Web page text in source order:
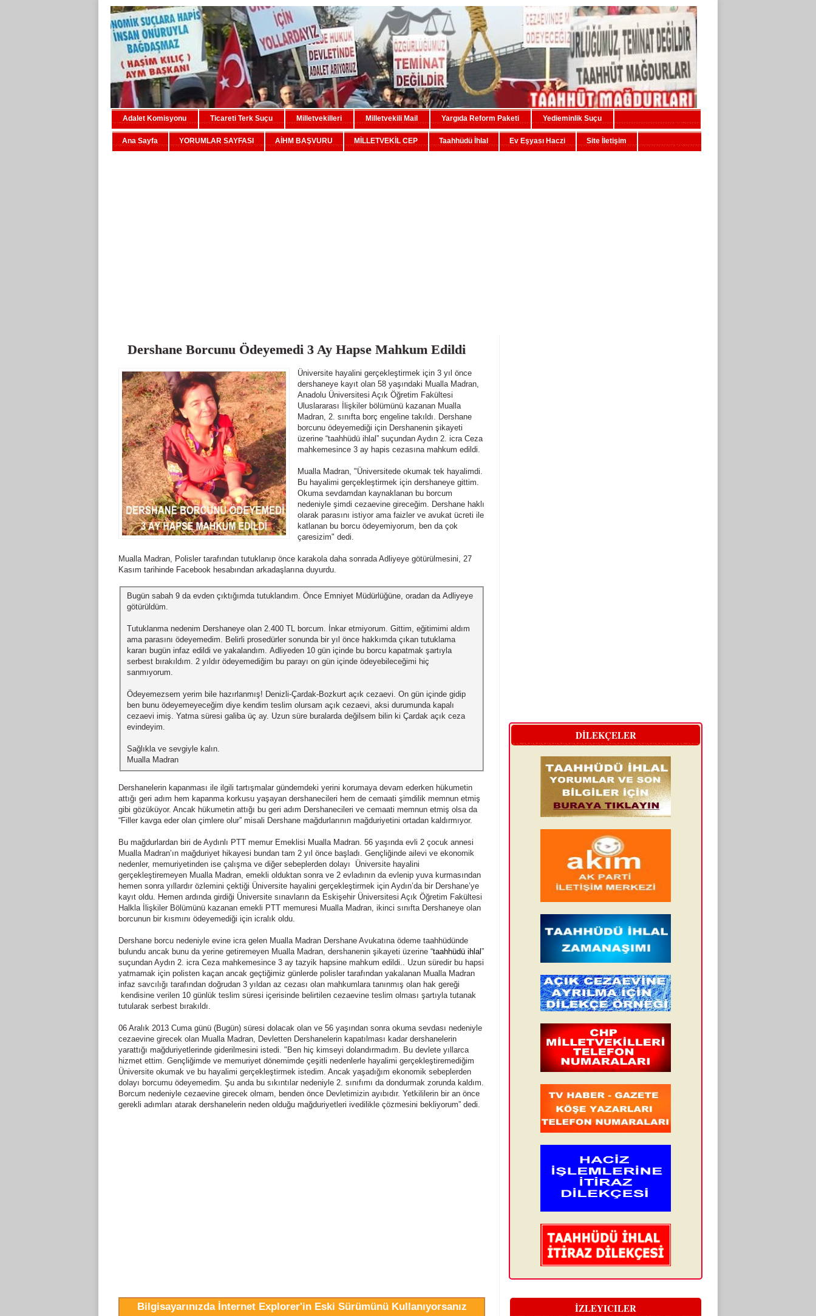
Adalet Komisyonu Ticareti Terk Suçu Milletvekilleri Milletvekili Mail Yargıda Reform Paketi Yedieminlik Suçu
Ana Sayfa YORUMLAR SAYFASI AİHM BAŞVURU MİLLETVEKİL CEP Taahhüdü İhlal Ev Eşyası Haczi Site İletişim
Dershane Borcunu Ödeyemedi 3 Ay Hapse Mahkum Edildi
Üniversite hayalini gerçekleştirmek için 3 yıl önce
dershaneye kayıt olan 58 yaşındaki Mualla Madran,
Anadolu Üniversitesi Açık Öğretim Fakültesi
Uluslararası İlişkiler bölümünü kazanan Mualla
Madran, 2. sınıfta borç engeline takıldı. Dershane
borcunu ödeyemediği için Dershanenin şikayeti
üzerine “taahhüdü ihlal” suçundan Aydın 2. icra Ceza
mahkemesince 3 ay hapis cezasına mahkum edildi.
Mualla Madran, "Üniversitede okumak tek hayalimdi.
Bu hayalimi gerçekleştirmek için dershaneye gittim.
Okuma sevdamdan kaynaklanan bu borcum
nedeniyle şimdi cezaevine gireceğim. Dershane haklı
olarak parasını istiyor ama faizler ve avukat ücreti ile
katlanan bu borcu ödeyemiyorum, ben da çok
çaresizim" dedi.
Mualla Madran, Polisler tarafından tutuklanıp önce karakola daha sonrada Adliyeye götürülmesini, 27
Kasım tarihinde Facebook hesabından arkadaşlarına duyurdu.
Bugün sabah 9 da evden çıktığımda tutuklandım. Önce Emniyet Müdürlüğüne, oradan da Adliyeye
götürüldüm.
Tutuklanma nedenim Dershaneye olan 2.400 TL borcum. İnkar etmiyorum. Gittim, eğitimimi aldım
ama parasını ödeyemedim. Belirli prosedürler sonunda bir yıl önce hakkımda çıkan tutuklama
kararı bugün infaz edildi ve yakalandım. Adliyeden 10 gün içinde bu borcu kapatmak şartıyla
serbest bırakıldım. 2 yıldır ödeyemediğim bu parayı on gün içinde ödeyebileceğimi hiç
sanmıyorum.
Ödeyemezsem yerim bile hazırlanmış! Denizli-Çardak-Bozkurt açık cezaevi. On gün içinde gidip
ben bunu ödeyemeyeceğim diye kendim teslim olursam açık cezaevi, aksi durumunda kapalı
cezaevi imiş. Yatma süresi galiba üç ay. Uzun süre buralarda değilsem bilin ki Çardak açık ceza
evindeyim.
Sağlıkla ve sevgiyle kalın.
Mualla Madran
Dershanelerin kapanması ile ilgili tartışmalar gündemdeki yerini korumaya devam ederken hükumetin
attığı geri adım hem kapanma korkusu yaşayan dershanecileri hem de cemaati şimdilik memnun etmiş
gibi gözüküyor. Ancak hükumetin attığı bu geri adım Dershanecileri ve cemaati memnun etmiş olsa da
“Filler kavga eder olan çimlere olur” misali Dershane mağdurlarının mağduriyetini ortadan kaldırmıyor.
Bu mağdurlardan biri de Aydınlı PTT memur Emeklisi Mualla Madran. 56 yaşında evli 2 çocuk annesi
Mualla Madran’ın mağduriyet hikayesi bundan tam 2 yıl önce başladı. Gençliğinde ailevi ve ekonomik
nedenler, memuriyetinden ise çalışma ve diğer sebeplerden dolayı Üniversite hayalini
gerçekleştiremeyen Mualla Madran, emekli olduktan sonra ve 2 evladının da evlenip yuva kurmasından
hemen sonra yıllardır özlemini çektiği Üniversite hayalini gerçekleştirmek için Aydın’da bir Dershane’ye
kayıt oldu. Hemen ardında girdiği Üniversite sınavların da Eskişehir Üniversitesi Açık Öğretim Fakültesi
Halkla İlişkiler Bölümünü kazanan emekli PTT memuresi Mualla Madran, ikinci sınıfta Dershaneye olan
borcunun bir kısmını ödeyemediği için icralık oldu.
Dershane borcu nedeniyle evine icra gelen Mualla Madran Dershane Avukatına ödeme taahhüdünde
bulundu ancak bunu da yerine getiremeyen Mualla Madran, dershanenin şikayeti üzerine “taahhüdü ihlal”
suçundan Aydın 2. icra Ceza mahkemesince 3 ay tazyik hapsine mahkum edildi.. Uzun süredir bu hapsi
yatmamak için polisten kaçan ancak geçtiğimiz günlerde polisler tarafından yakalanan Mualla Madran
infaz savcılığı tarafından doğrudan 3 yıldan az cezası olan mahkumlara tanınmış olan hak gereği
kendisine verilen 10 günlük teslim süresi içerisinde belirtilen cezaevine teslim olması şartıyla tutanak
tutularak serbest bırakıldı.
06 Aralık 2013 Cuma günü (Bugün) süresi dolacak olan ve 56 yaşından sonra okuma sevdası nedeniyle
cezaevine girecek olan Mualla Madran, Devletten Dershanelerin kapatılması kadar dershanelerin
yarattığı mağduriyetlerinde giderilmesini istedi. "Ben hiç kimseyi dolandırmadım. Bu devlete yıllarca
hizmet ettim. Gençliğimde ve memuriyet dönemimde çeşitli nedenlerle hayalimi gerçekleştiremediğim
Üniversite okumak ve bu hayalimi gerçekleştirmek istedim. Ancak yaşadığım ekonomik sebeplerden
dolayı borcumu ödeyemedim. Şu anda bu sıkıntılar nedeniyle 2. sınıfımı da dondurmak zorunda kaldım.
Borcum nedeniyle cezaevine girecek olmam, benden önce Devletimizin ayıbıdır. Yetkililerin bir an önce
gerekli adımları atarak dershanelerin neden olduğu mağduriyetleri ivedilikle çözmesini bekliyorum” dedi.
Bilgisayarınızda İnternet Explorer'in Eski Sürümünü Kullanıyorsanız
DİLEKÇELER
İZLEYICILER